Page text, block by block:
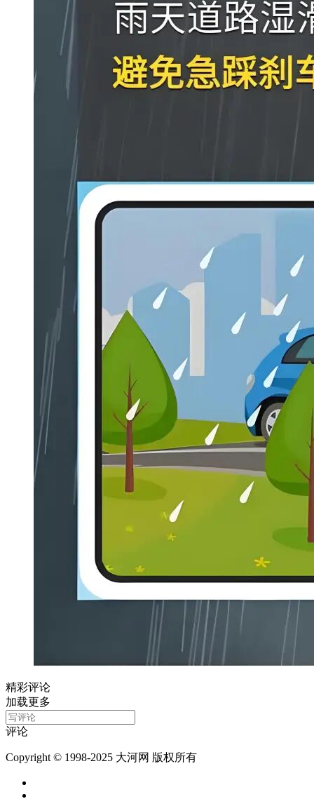
精彩评论
加载更多
评论
Copyright © 1998-2025 大河网 版权所有